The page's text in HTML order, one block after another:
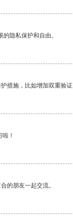
隐私保护和自由。
措施，比如增加双重验
！
的朋友一起交流。